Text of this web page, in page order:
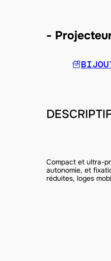
Compact et ultra-
autonomie, et
réduites, loges